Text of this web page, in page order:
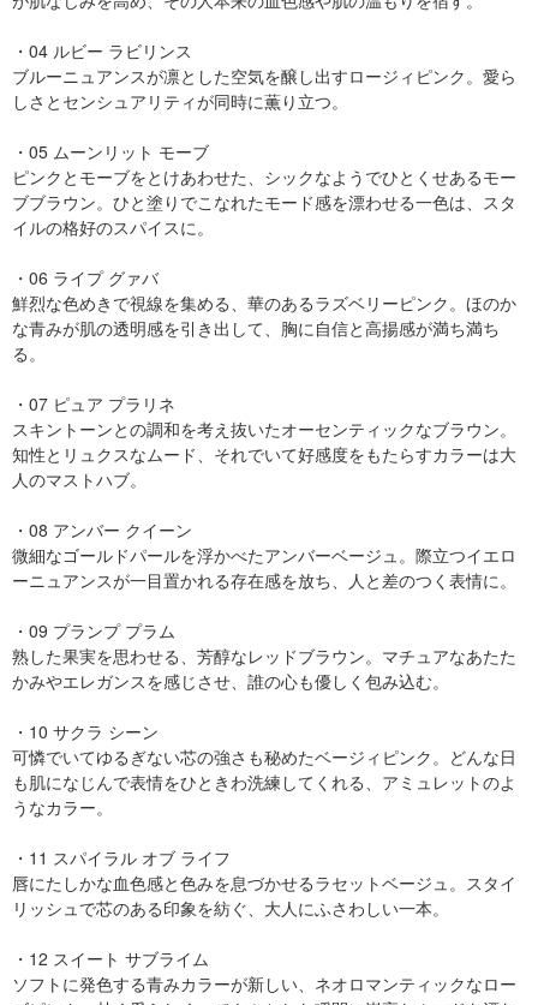
・04 ルビー ラビリンス
ブルーニュアンスが凛とした空気を醸し出すロージィピンク。愛ら
しさとセンシュアリティが同時に薫り立つ。
・05 ムーンリット モーブ
ピンクとモーブをとけあわせた、シックなようでひとくせあるモー
ブブラウン。ひと塗りでこなれたモード感を漂わせる一色は、スタ
イルの格好のスパイスに。
・06 ライプ グァバ
鮮烈な色めきで視線を集める、華のあるラズベリーピンク。ほのか
な青みが肌の透明感を引き出して、胸に自信と高揚感が満ち満ち
る。
・07 ピュア プラリネ
スキントーンとの調和を考え抜いたオーセンティックなブラウン。
知性とリュクスなムード、それでいて好感度をもたらすカラーは大
人のマストハブ。
・08 アンバー クイーン
微細なゴールドパールを浮かべたアンバーベージュ。際立つイエロ
ーニュアンスが一目置かれる存在感を放ち、人と差のつく表情に。
・09 プランプ プラム
熟した果実を思わせる、芳醇なレッドブラウン。マチュアなあたた
かみやエレガンスを感じさせ、誰の心も優しく包み込む。
・10 サクラ シーン
可憐でいてゆるぎない芯の強さも秘めたベージィピンク。どんな日
も肌になじんで表情をひときわ洗練してくれる、アミュレットのよ
うなカラー。
・11 スパイラル オブ ライフ
唇にたしかな血色感と色みを息づかせるラセットベージュ。スタイ
リッシュで芯のある印象を紡ぐ、大人にふさわしい一本。
・12 スイート サブライム
ソフトに発色する青みカラーが新しい、ネオロマンティックなロー